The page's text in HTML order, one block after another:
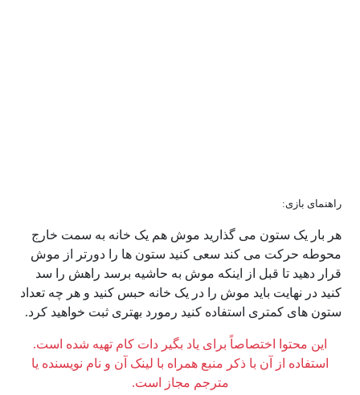
راهنمای بازی:
هر بار یک ستون می گذارید موش هم یک خانه به سمت خارج
محوطه حرکت می کند سعی کنید ستون ها را دورتر از موش
قرار دهید تا قبل از اینکه موش به حاشیه برسد راهش را سد
کنید در نهایت باید موش را در یک خانه حبس کنید و هر چه تعداد
ستون های کمتری استفاده کنید رمورد بهتری ثبت خواهید کرد.
این محتوا اختصاصاً برای یاد بگیر دات کام تهیه شده است.
استفاده از آن با ذکر منبع همراه با لینک آن و نام نویسنده یا
مترجم مجاز است.